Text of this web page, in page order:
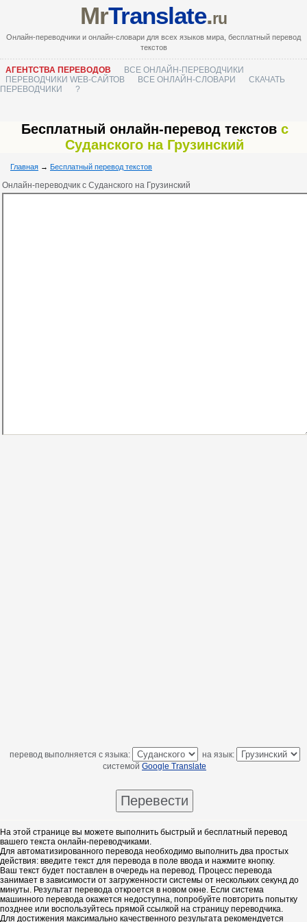
MrTranslate.ru
Онлайн-переводчики и онлайн-словари для всех языков мира, бесплатный перевод
текстов
АГЕНТСТВА ПЕРЕВОДОВ
ВСЕ ОНЛАЙН-ПЕРЕВОДЧИКИ
ПЕРЕВОДЧИКИ WEB-САЙТОВ
ВСЕ ОНЛАЙН-СЛОВАРИ
СКАЧАТЬ
ПЕРЕВОДЧИКИ
?
Бесплатный онлайн-перевод текстов с
Суданского на Грузинский
Главная → Бесплатный перевод текстов
Онлайн-переводчик с Суданского на Грузинский
перевод выполняется с языка:
на язык:
системой Google Translate
На этой странице вы можете выполнить быстрый и бесплатный перевод
вашего текста онлайн-переводчиками.
Для автоматизированного перевода необходимо выполнить два простых
действия: введите текст для перевода в поле ввода и нажмите кнопку.
Ваш текст будет поставлен в очередь на перевод. Процесс перевода
занимает в зависимости от загруженности системы от нескольких секунд до
минуты. Результат перевода откроется в новом окне. Если система
машинного перевода окажется недоступна, попробуйте повторить попытку
позднее или воспользуйтесь прямой ссылкой на страницу переводчика.
Для достижения максимально качественного результата рекомендуется